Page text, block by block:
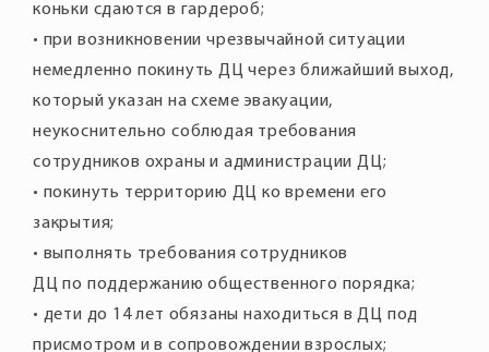
коньки сдаются в гардероб;
• при возникновении чрезвычайной ситуации
немедленно покинуть ДЦ через ближайший выход,
который указан на схеме эвакуации,
неукоснительно соблюдая требования
сотрудников охраны и администрации ДЦ;
• покинуть территорию ДЦ ко времени его
закрытия;
• выполнять требования сотрудников
ДЦ по поддержанию общественного порядка;
• дети до 14 лет обязаны находиться в ДЦ под
присмотром и в сопровождении взрослых;